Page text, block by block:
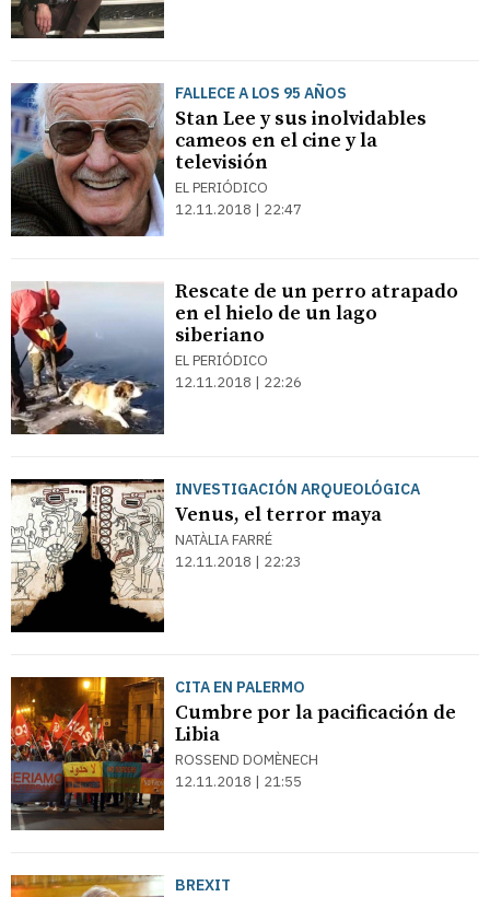
FALLECE A LOS 95 AÑOS
Stan Lee y sus inolvidables
cameos en el cine y la
televisión
EL PERIÓDICO
12.11.2018 | 22:47
Rescate de un perro atrapado
en el hielo de un lago
siberiano
EL PERIÓDICO
12.11.2018 | 22:26
INVESTIGACIÓN ARQUEOLÓGICA
Venus, el terror maya
NATÀLIA FARRÉ
12.11.2018 | 22:23
CITA EN PALERMO
Cumbre por la pacificación de
Libia
ROSSEND DOMÈNECH
12.11.2018 | 21:55
BREXIT